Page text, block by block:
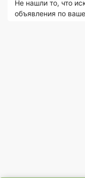
Не нашли то, что
объявления по